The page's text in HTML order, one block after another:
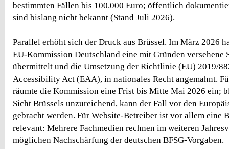
bestimmten Fällen bis 100.000 Euro; öffentlich
sind bislang nicht bekannt (Stand Juli 2026).
Parallel erhöht sich der Druck aus Brüssel. Im März 2026
EU-Kommission Deutschland eine mit Gründen versehene
übermittelt und die Umsetzung der Richtlinie (EU) 2019/
Accessibility Act (EAA), in nationales Recht angemahnt.
räumte die Kommission eine Frist bis Mitte Mai 2026 ein;
Sicht Brüssels unzureichend, kann der Fall vor den
gebracht werden. Für Website-Betreiber ist vor allem eine
relevant: Mehrere Fachmedien rechnen im weiteren
möglichen Nachschärfung der deutschen BFSG-Vorgaben.